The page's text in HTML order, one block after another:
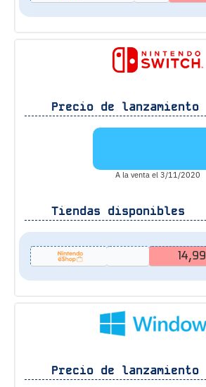
Precio de lanzamiento
A la venta el 3/11/2020
Tiendas disponibles
14,99
Precio de lanzamiento